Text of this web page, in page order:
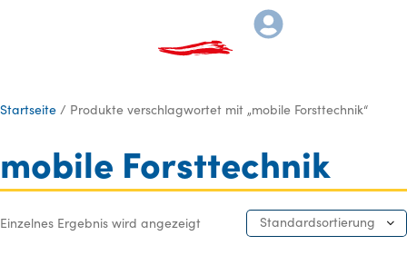
Startseite / Produkte verschlagwortet mit „mobile Forsttechnik“
mobile Forsttechnik
Einzelnes Ergebnis wird angezeigt Standardsortierung